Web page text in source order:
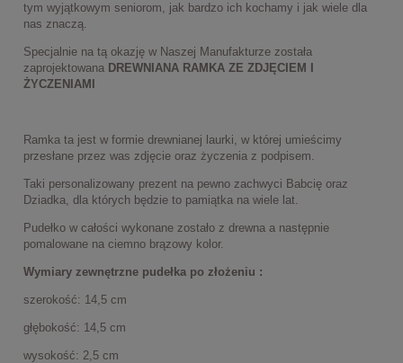
tym wyjątkowym seniorom, jak bardzo ich kochamy i jak wiele dla
nas znaczą.
Specjalnie na tą okazję w Naszej Manufakturze została
zaprojektowana DREWNIANA RAMKA ZE ZDJĘCIEM I
ŻYCZENIAMI
Ramka ta jest w formie drewnianej laurki, w której umieścimy
przesłane przez was zdjęcie oraz życzenia z podpisem.
Taki personalizowany prezent na pewno zachwyci Babcię oraz
Dziadka, dla których będzie to pamiątka na wiele lat.
Pudełko w całości wykonane zostało z drewna a następnie
pomalowane na ciemno brązowy kolor.
Wymiary zewnętrzne pudełka po złożeniu :
szerokość: 14,5 cm
głębokość: 14,5 cm
wysokość: 2,5 cm